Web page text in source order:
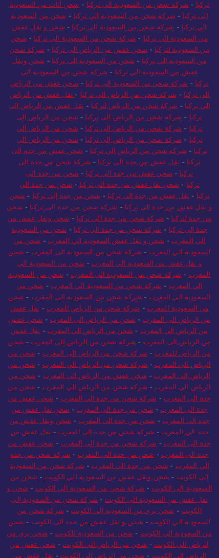
تركيا-شركة شحن من السعودية الي تركيا-شحن أثاث من السعودية
الى تركيا- شركة شحن من السعودية الي تركيا-
شحن من السعودية
الي تركيا
شركة شحن من السعودية الى تركيا
شحن و نقل عفش
من السعودية الي تركيا
شركة شحن من السعودية الي تركيا-
شحن
من السعودية لتركيا-شحن عفش من الرياض الى تركيا
شركة شحن
من السعودية الي تركيا - شحن من السعودية الى تركيا
شحن ونقل
عفش من السعودية الي تركيا-شركة شحن من السعودية الى
تركيا -شركة شحن من السعودية إلى تركيا-
شحن عفش من الرياض
الى تركيا
شركة شحن من الرياض الي تركيا-
نقل عفش من الرياض
الي تركيا
- شركة شحن من الرياض لتركيا-
نقل عفش من الرياض الى
تركيا
شركة شحن من الرياض الى تركيا
شحن من الرياض الى
تركيا
شركة شحن من الرياض الى تركيا
شحن من الرياض الي
تركيا
- شركة شحن من الرياض إلى تركيا -
شحن من الرياض الي
تركيا- شركة شحن من الرياض الي تركيا -
شحن عفش من جدة الى
تركيا- نقل عفش من جدة الى تركيا-شركة شحن من جدة الى
تركيا
- شحن عفش من جدة الي تركيا-
شحن من جدة الى
تركيا- شحن نقل عفش من جدة الى تركيا
شحن من جدة الي
تركيا
- نقل عفش من جدة الى تركيا- شحن من جدة إلى تركيا -
شحن
و نقل عفش من جدة الى تركيا
شركة شحن من جدة الى تركيا -
من جدة لتركيا - شركة شحن من جدة الي تركيا -
شحن ونقل عفش من
جدة إلى تركيا
-شركة شحن من جدة الي تركيا -شحن من السعودية
الي المغرب
- شحن و نقل عفش السعودية الي المغرب -
شحن من
السعودية الي المغرب
شركة شحن من السعودية الى المغرب-شحن
و نقل عفش من السعودية الي المغرب-
شحن من السعودية الي
المغرب- شركة شحن من السعودية الي المغرب- شحن من السعودية
الي المغرب- شركة شحن من السعودية الي المغرب- شحن من
السعودية إلى المغرب
شركة شحن من السعودية إلى المغرب -شحن
من السعودية للمغرب
شركة شحن من الرياض للمغرب -نقل عفش
من الرياض الى المغرب
شحن من الرياض الى المغرب
شحن عفش
من الرياض الي المغرب
-شحن من الرياض الي المغرب -
نقل عفش
من الرياض الى المغرب
-شركة شحن من الرياض إلى المغرب
من الرياض للمغرب
شركة شحن من الرياض الى المغرب
شحن من
الرياض الي المغرب
شركة شحن من الرياض الي المغرب
شحن من
الرياض إلى المغرب
شحن عفش من الرياض الى المغرب
شحن من
الرياض الي المغرب - شركة شحن من الرياض الي المغرب
شحن من
جدة الى المغرب
شركة شحن من جدة الي المغرب
شحن عفش من
جدة الى المغرب
شحن من جدة الى المغرب
شحن نقل عفش من
جدة الى المغرب
شحن من جدة الى المغرب-
شحن ونقل عفش من
جدة الي المغرب
شركة شحن من جدة إلى المغرب
نقل عفش من
جدة الى المغرب
شركة شحن من جدة إلى المغرب- شحن عفش من
جدة الي المغرب
شحن من جدة الي المغرب -شركة شحن من جدة
الي المغرب
شحن من جدة الي المغرب
شركة شحن من السعودية
الى الكويت
-شحن ونقل عفش من السعودية الي الكويت
شحن من
السعودية الى الكويت
شركة شحن من السعودية الي الكويت
شحن و
نقل عفش من السعودية الي الكويت -
شركة شحن من السعودية إلى
الكويت- شحن بري من السعودية إلى الكويت - شركة شحن من
السعودية الي الكويت
شحن و نقل عفش من جدة الى الكويت
من السعودية الي الكويت
شحن من السعودية للكويت -
شحن بري من
الرياض الي الكويت
شحن من الرياض الي الكويت
شحن عفش من